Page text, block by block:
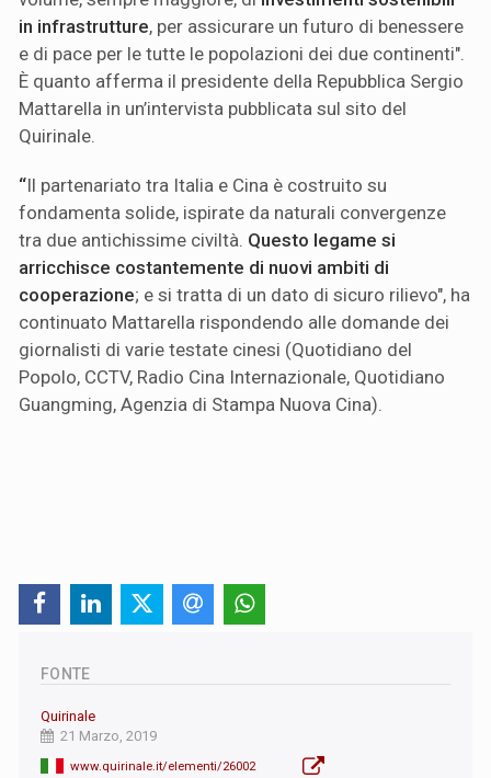
in infrastrutture, per assicurare un futuro di benessere
e di pace per le tutte le popolazioni dei due continenti".
È quanto afferma il presidente della Repubblica Sergio
Mattarella in un’intervista pubblicata sul sito del
Quirinale.
“Il partenariato tra Italia e Cina è costruito su
fondamenta solide, ispirate da naturali convergenze
tra due antichissime civiltà. Questo legame si
arricchisce costantemente di nuovi ambiti di
cooperazione; e si tratta di un dato di sicuro rilievo", ha
continuato Mattarella rispondendo alle domande dei
giornalisti di varie testate cinesi (Quotidiano del
Popolo, CCTV, Radio Cina Internazionale, Quotidiano
Guangming, Agenzia di Stampa Nuova Cina).
FONTE
Quirinale
21 Marzo, 2019
www.quirinale.it/elementi/26002